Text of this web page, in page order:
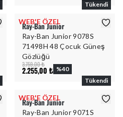
WEB'E ÖZEL
Tükendi
Ray-Ban Junior
Ray-Ban Junior 9078S
71498H 48 Çocuk Güneş
Gözlüğü
3.759,00 ₺
2.255,00 ₺ %40
WEB'E ÖZEL
Tükendi
Ray-Ban Junior
Ray-Ban Junior 9071S